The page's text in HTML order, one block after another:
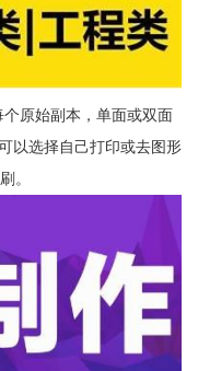
原始副本，单面或双面
以选择自己打印或去图形
。